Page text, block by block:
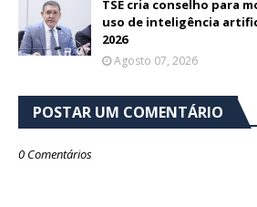
TSE cria conselho para
uso de inteligência
2026
Agosto 07, 2026
POSTAR UM COMENTÁRIO
0 Comentários